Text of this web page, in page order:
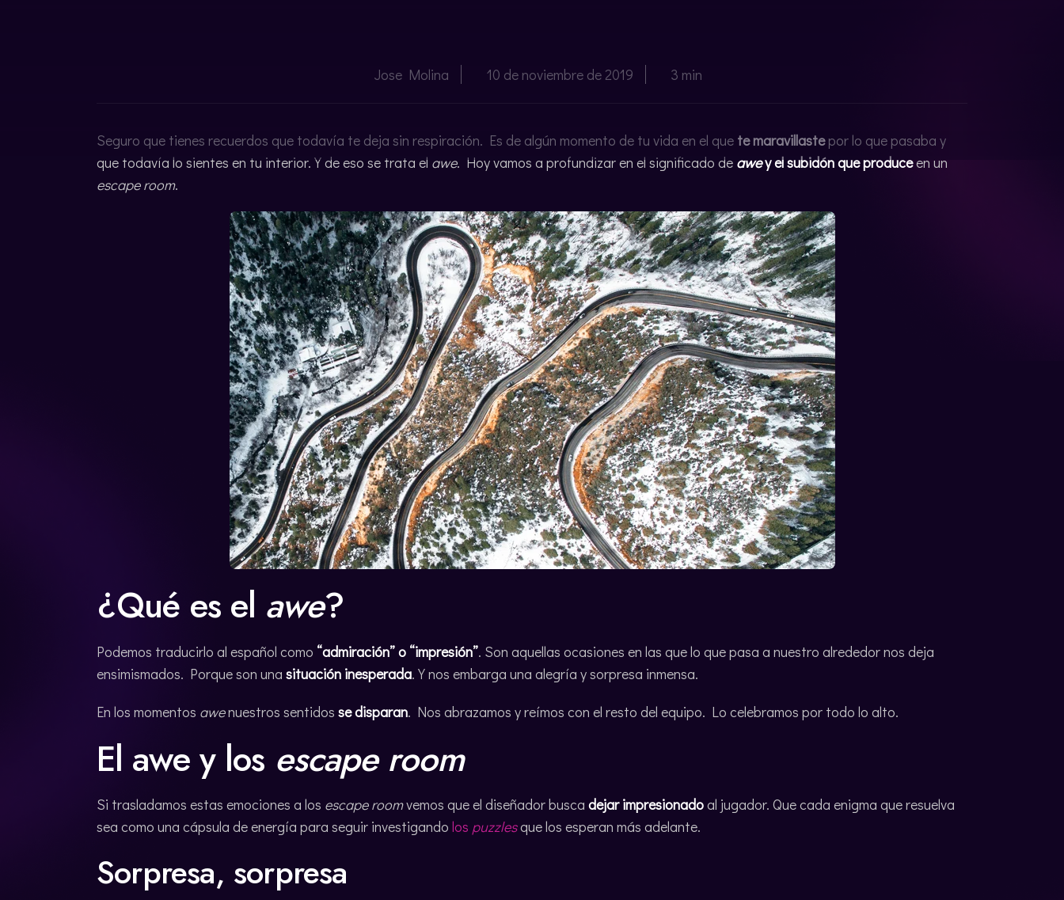
Jose Molina 10 de noviembre de 2019 3 min
Seguro que tienes recuerdos que todavía te deja sin respiración. Es de algún momento de tu vida en el que te maravillastepor lo que pasaba y
que todavía lo sientes en tu interior. Y de eso se trata el awe. Hoy vamos a profundizar en el significado de awey el subidón que produceen un
escape room.
¿Qué es el awe?
Podemos traducirlo al español como “admiración” o “impresión”. Son aquellas ocasiones en las que lo que pasa a nuestro alrededor nos deja
ensimismados. Porque son una situación inesperada. Y nos embarga una alegría y sorpresa inmensa.
En los momentos awenuestros sentidos se disparan. Nos abrazamos y reímos con el resto del equipo. Lo celebramos por todo lo alto.
El awe y los escape room
Si trasladamos estas emociones a los escape roomvemos que el diseñador busca dejar impresionadoal jugador. Que cada enigma que resuelva
sea como una cápsula de energía para seguir investigando los puzzlesque los esperan más adelante.
Sorpresa, sorpresa